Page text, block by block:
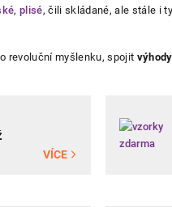
VÍCE
,plisé, čili skládané, ale stále i
revoluční myšlenku, spojit